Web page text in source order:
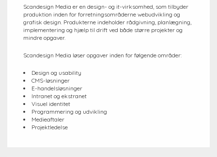
Scandesign Media er en design- og it-virksomhed, som tilbyder
produktion inden for forretningsområderne webudvikling og
grafisk design. Produkterne indeholder rådgivning, planlægning,
implementering og hjælp til drift ved både større projekter og
mindre opgaver.
Scandesign Media løser opgaver inden for følgende områder:
Design og usability
CMS-løsninger
E-handelsløsninger
Intranet og ekstranet
Visuel identitet
Programmering og udvikling
Medieaftaler
Projektledelse